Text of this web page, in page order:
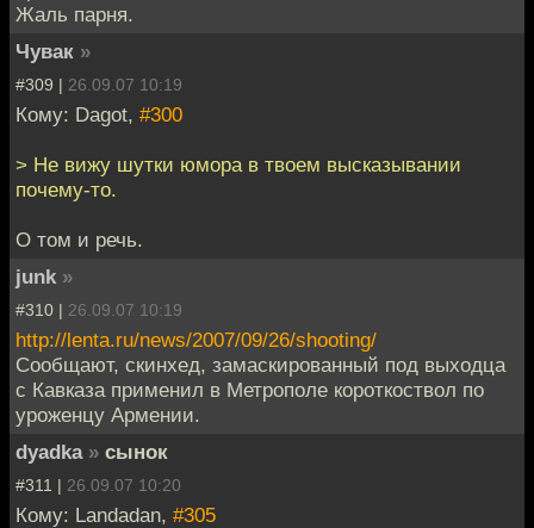
Жаль парня.
Чувак »
#309 | 26.09.07 10:19
Кому: Dagot, #300
> Не вижу шутки юмора в твоем высказывании
почему-то.
О том и речь.
junk »
#310 | 26.09.07 10:19
http://lenta.ru/news/2007/09/26/shooting/
Сообщают, скинхед, замаскированный под выходца
с Кавказа применил в Метрополе короткоствол по
уроженцу Армении.
dyadka » сынок
#311 | 26.09.07 10:20
Кому: Landadan, #305